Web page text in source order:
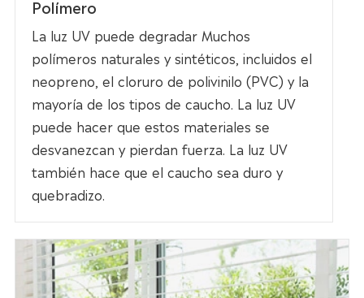
Polímero
La luz UV puede degradar Muchos
polímeros naturales y sintéticos, incluidos el
neopreno, el cloruro de polivinilo (PVC) y la
mayoría de los tipos de caucho. La luz UV
puede hacer que estos materiales se
desvanezcan y pierdan fuerza. La luz UV
también hace que el caucho sea duro y
quebradizo.